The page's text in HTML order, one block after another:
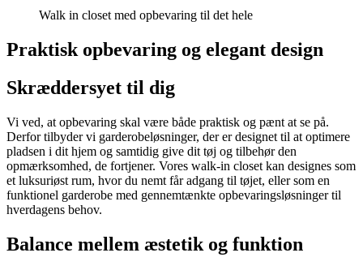
Walk in closet med opbevaring til det hele
Praktisk opbevaring og elegant design
Skræddersyet til dig
Vi ved, at opbevaring skal være både praktisk og pænt at se på.
Derfor tilbyder vi garderobeløsninger, der er designet til at optimere
pladsen i dit hjem og samtidig give dit tøj og tilbehør den
opmærksomhed, de fortjener. Vores walk-in closet kan designes som
et luksuriøst rum, hvor du nemt får adgang til tøjet, eller som en
funktionel garderobe med gennemtænkte opbevaringsløsninger til
hverdagens behov.
Balance mellem æstetik og funktion